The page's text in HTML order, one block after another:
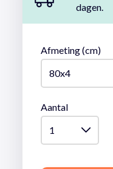
dagen.
Afmeting (cm)
Aantal